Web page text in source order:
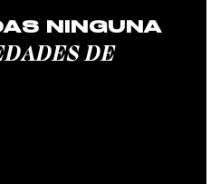
NINGUNA
DE